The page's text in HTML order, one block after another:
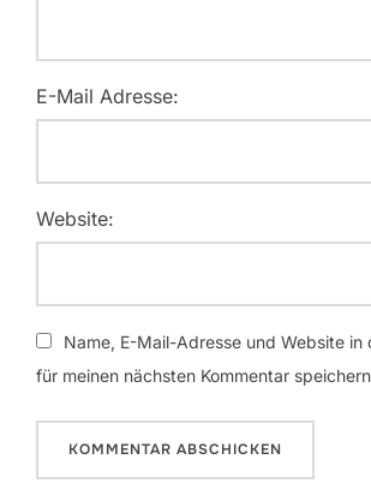
E-Mail Adresse:
Website:
Name, E-Mail-Adresse und Website in
für meinen nächsten Kommentar